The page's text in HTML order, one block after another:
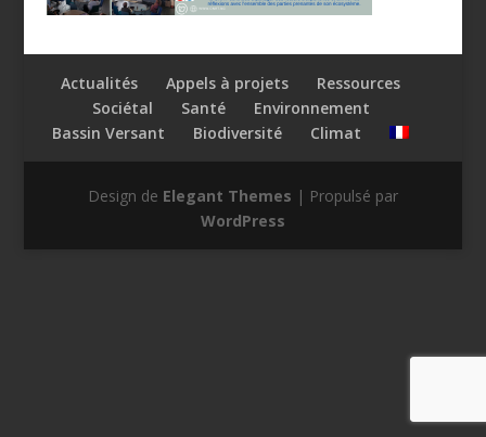
Actualités Appels à projets
Ressources
Sociétal
Santé
Environnement
Bassin Versant
Biodiversité Climat
Design de Elegant Themes | Propulsé par
WordPress